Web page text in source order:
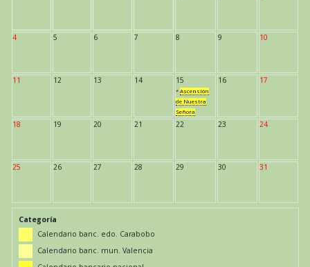
4 5 6 7 8 9 10
11 12 13 14 15
* Ascensión
de Nuestra
Señora
16 17
18 19 20 21 22 23 24
25 26 27 28 29 30 31
Categoría
Calendario banc. edo. Carabobo
Calendario banc. mun. Valencia